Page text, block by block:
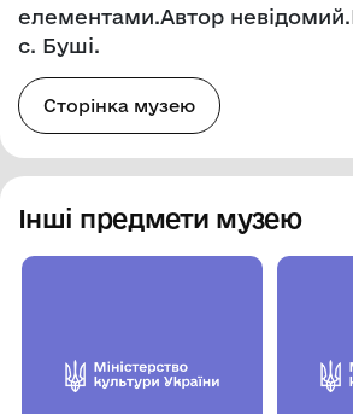
елементами.Автор
с. Буші.
Сторінка музею
Інші предмети музею